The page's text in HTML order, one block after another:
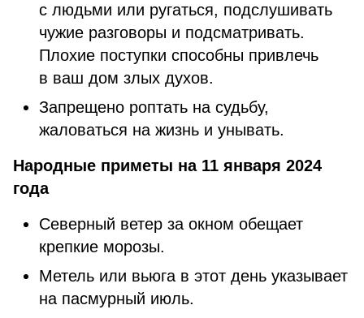
с людьми или ругаться, подслушивать
чужие разговоры и подсматривать.
Плохие поступки способны привлечь
в ваш дом злых духов.
Запрещено роптать на судьбу,
жаловаться на жизнь и унывать.
Народные приметы на 11 января 2024
года
Северный ветер за окном обещает
крепкие морозы.
Метель или вьюга в этот день указывает
на пасмурный июль.